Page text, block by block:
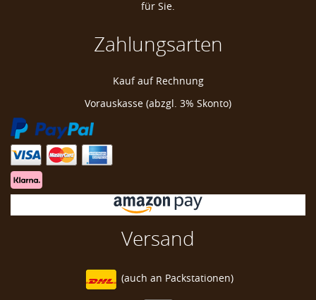
für Sie.
Golf Ball Markierer
Marke zum Markieren Golfball
Golferin Ballmarker
Zahlungsarten
Kauf auf Rechnung
Vorauskasse (abzgl. 3% Skonto)
Versand
(auch an Packstationen)